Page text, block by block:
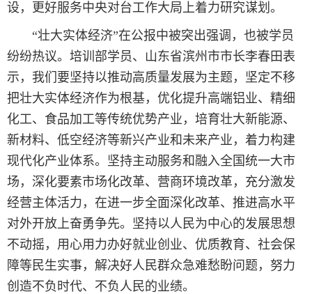
设，更好服务中央对台工作大局上着力研究谋划。
“壮大实体经济”在公报中被突出强调，也被学员
纷纷热议。培训部学员、山东省滨州市市长李春田表
示，我们要坚持以推动高质量发展为主题，坚定不移
把壮大实体经济作为根基，优化提升高端铝业、精细
化工、食品加工等传统优势产业，培育壮大新能源、
新材料、低空经济等新兴产业和未来产业，着力构建
现代化产业体系。坚持主动服务和融入全国统一大市
场，深化要素市场化改革、营商环境改革，充分激发
经营主体活力，在进一步全面深化改革、推进高水平
对外开放上奋勇争先。坚持以人民为中心的发展思想
不动摇，用心用力办好就业创业、优质教育、社会保
障等民生实事，解决好人民群众急难愁盼问题，努力
创造不负时代、不负人民的业绩。